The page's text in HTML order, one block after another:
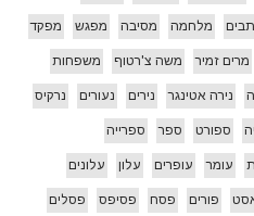
מלחמה מסיבה מפגש מפקד
מרים זמיר משה צ'רטוף משפחות
נירה אטינגר נירים נעורים נרקיס
ספורט ספר ספרייה
עומר עופרים עלון עלונים
פורים פסח פסיפס פסלים